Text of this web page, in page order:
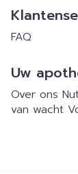
FAQ
Uw
Over ons
van wacht